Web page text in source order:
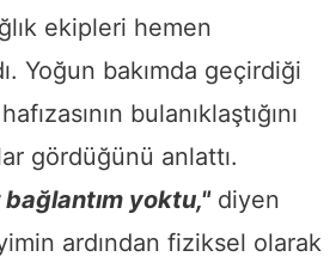
ekipleri hemen
Yoğun bakımda geçirdiği
bulanıklaştığını
gördüğünü anlattı.
yoktu,"diyen
ardından fiziksel olarak